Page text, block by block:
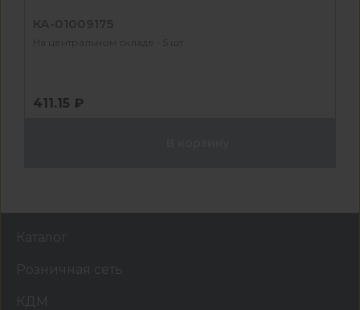
КА-01009175
На центральном складе - 5 шт
411.15 ₽
Каталог
Розничная сеть
КДМ